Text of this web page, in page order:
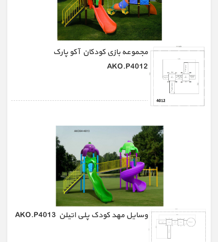
مجموعه بازی کودکان آکو پارک
AKO.P4012
وسایل مهد کودک پلی اتیلن AKO.P4013